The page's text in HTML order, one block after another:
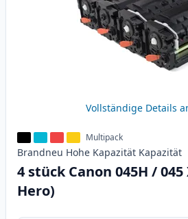
Vollständige Details
Multipack
Brandneu Hohe Kapazität Kapazität
4 stück Canon 045H /
Hero)